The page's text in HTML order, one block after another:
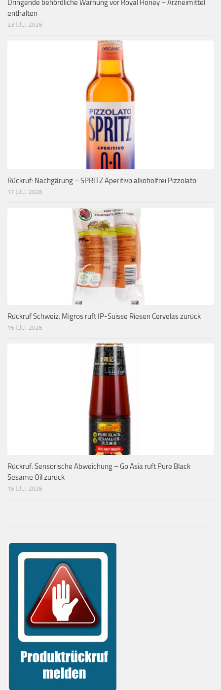
Dringende behördliche Warnung vor Royal Honey – Arzneimittel
enthalten
23 JULI, 2026
Rückruf: Nachgärung – SPRITZ Aperitivo alkoholfrei Pizzolato
17 JULI, 2026
Rückruf Schweiz: Migros ruft IP-Suisse Riesen Cervelas zurück
15 JULI, 2026
Rückruf: Sensorische Abweichung – Go Asia ruft Pure Black
Sesame Oil zurück
15 JULI, 2026